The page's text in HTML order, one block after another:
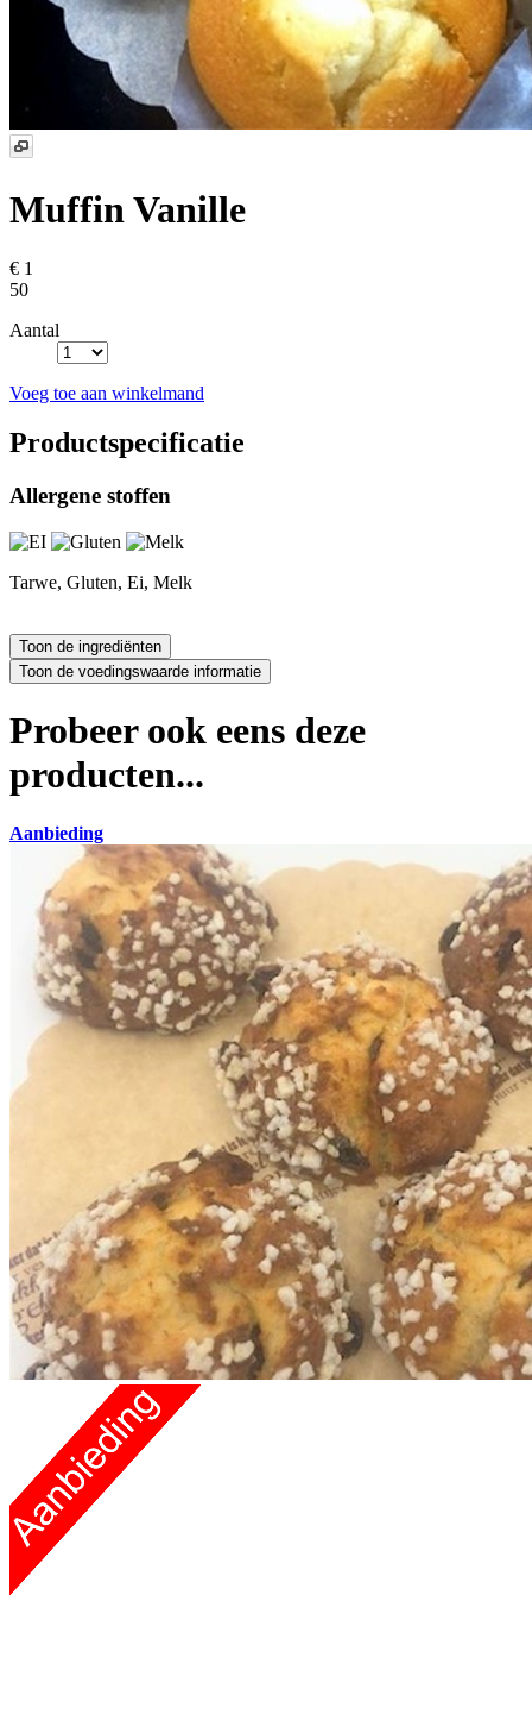
Muffin Vanille
€ 1
50
Aantal
Voeg toe aan winkelmand
Productspecificatie
Allergene stoffen
Tarwe, Gluten, Ei, Melk
Probeer ook eens deze
producten...
Aanbieding